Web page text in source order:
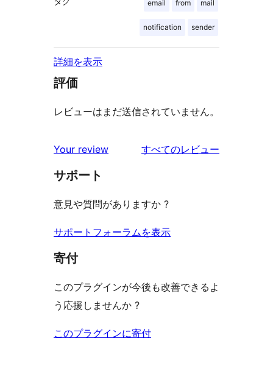
email from mail
notification sender
詳細を表示
評価
レビューはまだ送信されていません。
Your review すべてのレビュー
サポート
意見や質問がありますか ?
サポートフォーラムを表示
寄付
このプラグインが今後も改善できるよ
う応援しませんか ?
このプラグインに寄付